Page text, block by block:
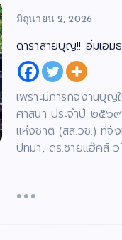
มิถุนายน 2, 2026
ดาราสายบุญ!! อิ่มเอม
เพราะมีภารกิจงานบุญ
ศาสนา ประจำปี ๒๕๖
แห่งชาติ (สส.วช.) ที่จั
ปัทมา, ดร.ชายแฮ็คส์